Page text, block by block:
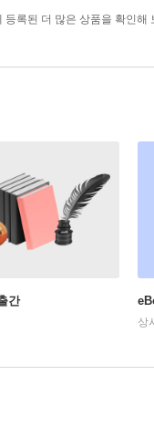
등록된 더 많은 상품을 확인해
간
상